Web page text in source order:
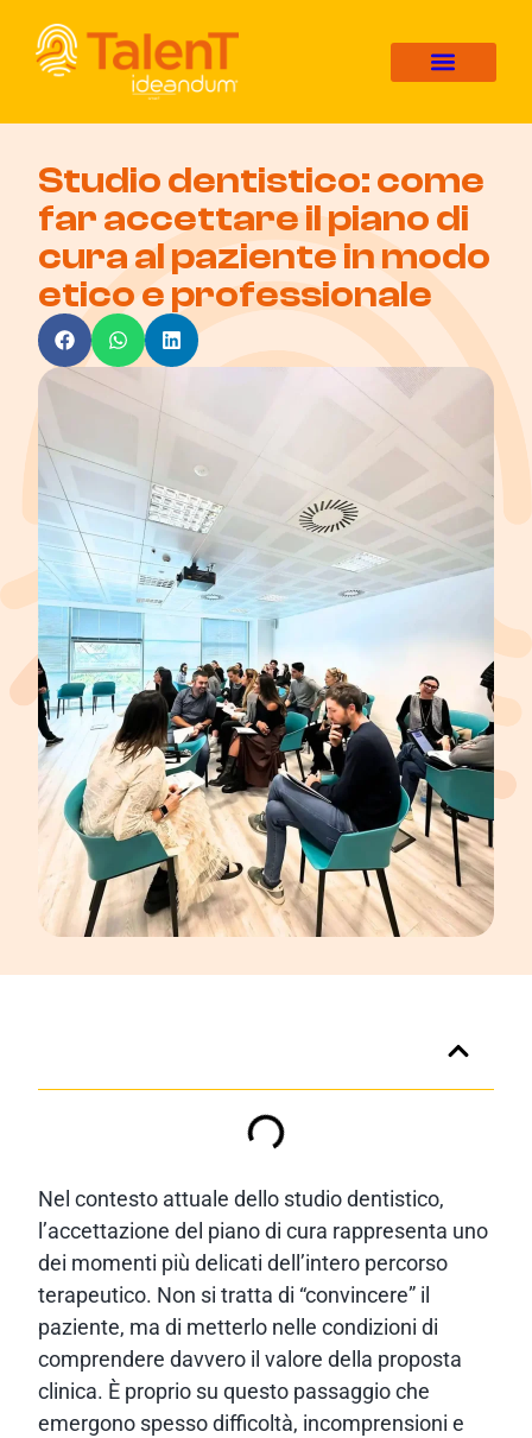
Studio dentistico: come
far accettare il piano di
cura al paziente in modo
etico e professionale
Nel contesto attuale dello studio dentistico,
l’accettazione del piano di cura rappresenta uno
dei momenti più delicati dell’intero percorso
terapeutico. Non si tratta di “convincere” il
paziente, ma di metterlo nelle condizioni di
comprendere davvero il valore della proposta
clinica. È proprio su questo passaggio che
emergono spesso difficoltà, incomprensioni e